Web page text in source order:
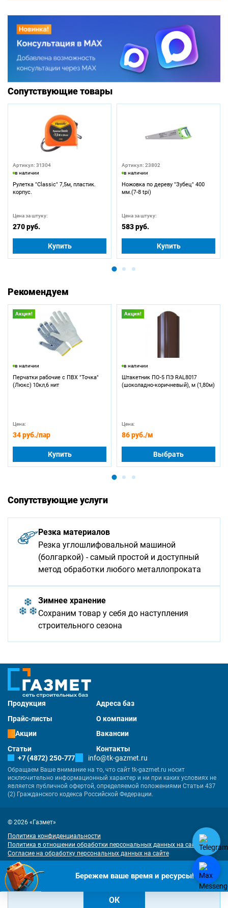
Сопутствующие товары
Артикул: 31304
в наличии
Рулетка "Classic" 7,5м, пластик.
корпус.
Цена за штуку:
270 руб.
Купить
Артикул: 23802
в наличии
Ножовка по дереву "Зубец" 400
мм.(7-8 tpi)
Цена за штуку:
583 руб.
Купить
Рекомендуем
Акция!
в наличии
Перчатки рабочие с ПВХ "Точка"
(Люкс) 10кл,6 нит
Цена:
34 руб./пар
Купить
Акция!
в наличии
Штакетник ПО-5 ПЭ RAL8017
(шоколадно-коричневый), м (1,80м)
Цена:
86 руб./м
Выбрать
Сопутствующие услуги
Резка материалов
Резка углошлифовальной машиной
(болгаркой) - самый простой и доступный
метод обработки любого металлопроката
Зимнее хранение
Сохраним товар у себя до наступления
строительного сезона
Продукция
Адреса баз
Прайс-листы
О компании
Акции
Вакансии
Статьи
Контакты
+7 (4872) 250-777
info@tk-gazmet.ru
Обращаем Ваше внимание на то, что сайт tk-gazmet.ru носит
исключительно информационный характер и ни при каких условиях не
является публичной офертой, определяемой положениями Статьи 437
(2) Гражданского кодекса Российской Федерации.
© 2026 «Газмет»
Политика конфиденциальности
Политика в отношении обработки персональных данных на сайте
Согласие на обработку персональных данных на сайте
Разработка продвижение сайта— «Имиджмарк»
"Наш сайт использует куки. Продолжая им пользоваться, вы соглашаетесь
на обработку персональных данных в соответствии сполитикой
конфиденциальности
ОК
Бережем ваше время и ресурсы!